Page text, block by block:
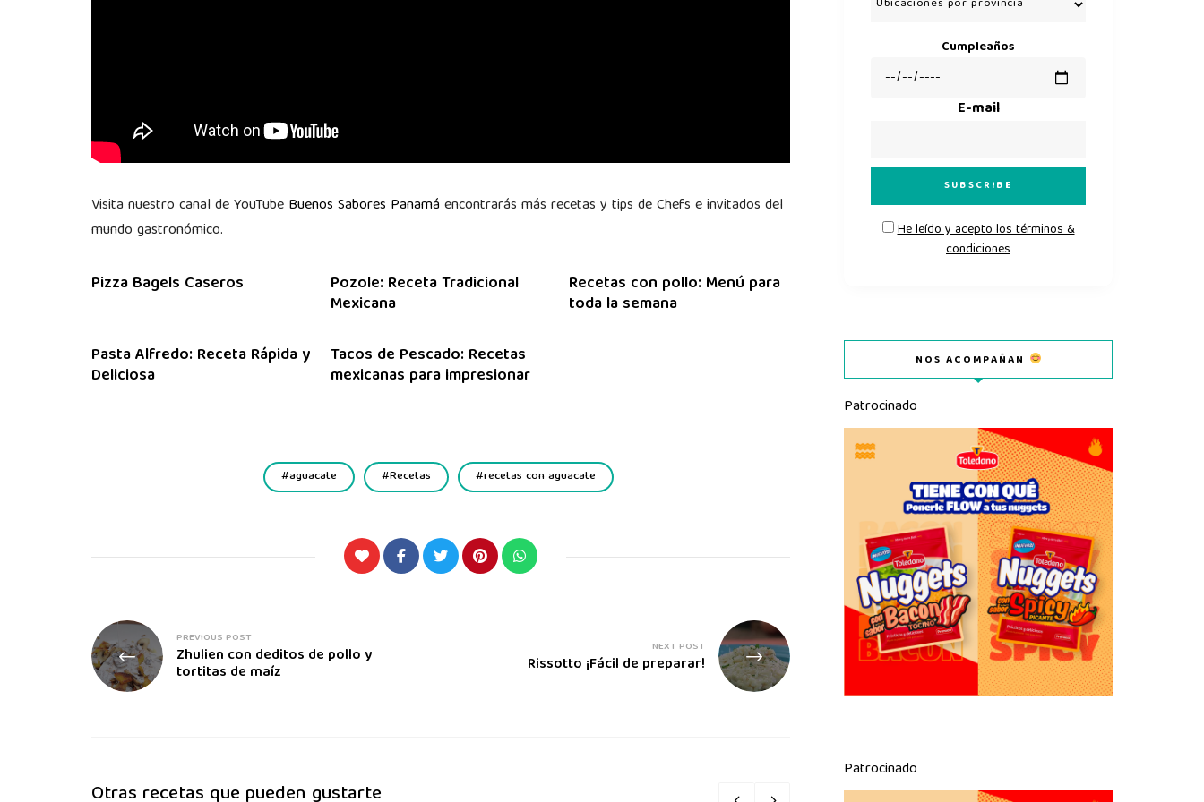
Visita nuestro canal de YouTube Buenos Sabores Panamá encontrarás más recetas y tips de Chefs e invitados del
mundo gastronómico.
Pizza Bagels Caseros Pozole: Receta Tradicional
Mexicana
Recetas con pollo: Menú para
toda la semana
Pasta Alfredo: Receta Rápida y
Deliciosa
Tacos de Pescado: Recetas
mexicanas para impresionar
aguacate Recetas recetas con aguacate
PREVIOUS POST
Zhulien con deditos de pollo y
tortitas de maíz
NEXT POST
Rissotto ¡Fácil de preparar!
Otras recetas que pueden gustarte
Cumpleaños
E-mail
He leído y acepto los términos &
condiciones
NOS ACOMPAÑAN
Patrocinado
Patrocinado